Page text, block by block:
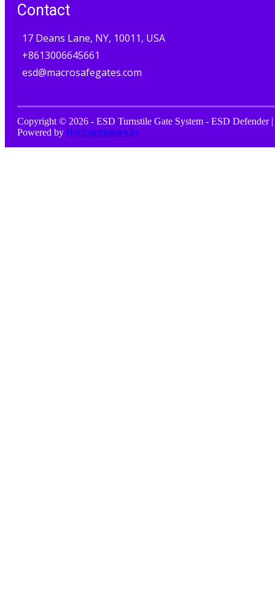
Contact
17 Deans Lane, NY, 10011, USA
+8613006645661
esd@macrosafegates.com
Copyright © 2026 - ESD Turnstile Gate System - ESD Defender |
Powered by Brickstemplates.io